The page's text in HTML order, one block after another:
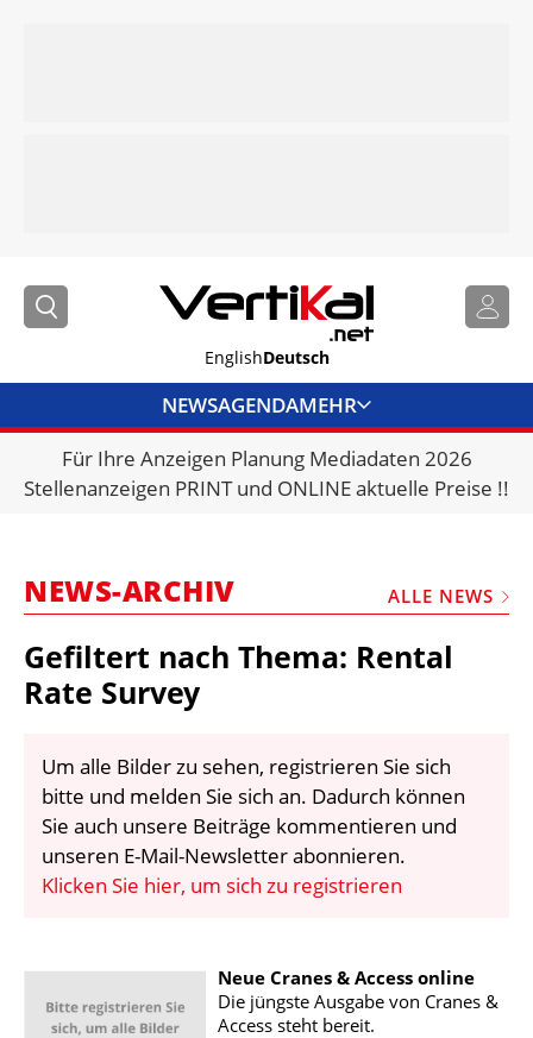
EnglishDeutsch
NEWSAGENDAMEHR
BRANCHENLINKS
VERMIETER
MARKTPLATZ
KRAN & BÜHNE
MEDIADATEN
WÄHRUNGSRECHNER
EINHEITENKONVERTER
Für Ihre Anzeigen Planung Mediadaten 2026
Stellenanzeigen PRINT und ONLINE aktuelle Preise !!
NEWS-ARCHIV ALLE NEWS
Gefiltert nach Thema: Rental
Rate Survey
Um alle Bilder zu sehen, registrieren Sie sich
bitte und melden Sie sich an. Dadurch können
Sie auch unsere Beiträge kommentieren und
unseren E-Mail-Newsletter abonnieren.
Klicken Sie hier, um sich zu registrieren
Neue Cranes & Access online
Die jüngste Ausgabe von Cranes &
Access steht bereit.